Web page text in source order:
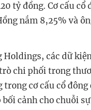
tỷ đồng. Cơ cấu cổ
nắm 8,25% và
các dữ
chi phối trong
cơ cấu cổ
cảnh cho chuỗi